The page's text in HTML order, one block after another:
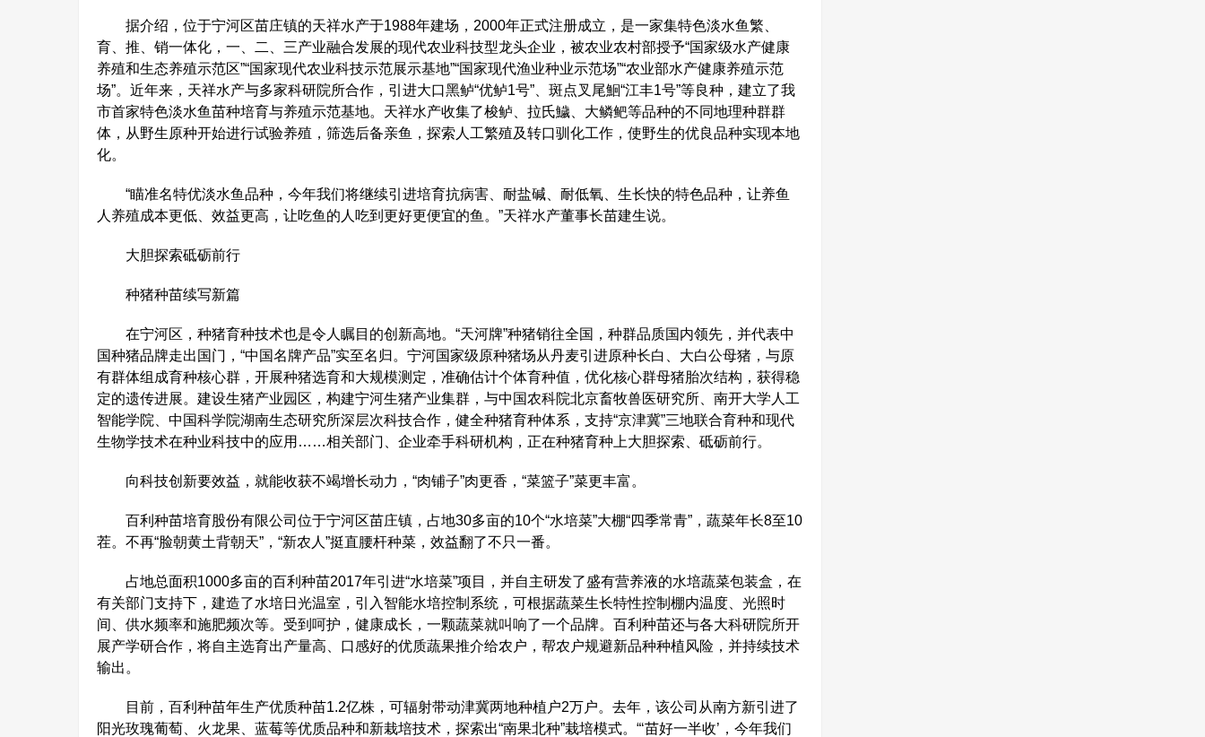
据介绍，位于宁河区苗庄镇的天祥水产于1988年建场，2000年正式注册成立，是一家集特色淡水鱼繁、
育、推、销一体化，一、二、三产业融合发展的现代农业科技型龙头企业，被农业农村部授予“国家级水产健康
养殖和生态养殖示范区”“国家现代农业科技示范展示基地”“国家现代渔业种业示范场”“农业部水产健康养殖示范
场”。近年来，天祥水产与多家科研院所合作，引进大口黑鲈“优鲈1号”、斑点叉尾鮰“江丰1号”等良种，建立了我
市首家特色淡水鱼苗种培育与养殖示范基地。天祥水产收集了梭鲈、拉氏鱥、大鳞鲃等品种的不同地理种群群
体，从野生原种开始进行试验养殖，筛选后备亲鱼，探索人工繁殖及转口驯化工作，使野生的优良品种实现本地
化。
“瞄准名特优淡水鱼品种，今年我们将继续引进培育抗病害、耐盐碱、耐低氧、生长快的特色品种，让养鱼
人养殖成本更低、效益更高，让吃鱼的人吃到更好更便宜的鱼。”天祥水产董事长苗建生说。
大胆探索砥砺前行
种猪种苗续写新篇
在宁河区，种猪育种技术也是令人瞩目的创新高地。“天河牌”种猪销往全国，种群品质国内领先，并代表中
国种猪品牌走出国门，“中国名牌产品”实至名归。宁河国家级原种猪场从丹麦引进原种长白、大白公母猪，与原
有群体组成育种核心群，开展种猪选育和大规模测定，准确估计个体育种值，优化核心群母猪胎次结构，获得稳
定的遗传进展。建设生猪产业园区，构建宁河生猪产业集群，与中国农科院北京畜牧兽医研究所、南开大学人工
智能学院、中国科学院湖南生态研究所深层次科技合作，健全种猪育种体系，支持“京津冀”三地联合育种和现代
生物学技术在种业科技中的应用……相关部门、企业牵手科研机构，正在种猪育种上大胆探索、砥砺前行。
向科技创新要效益，就能收获不竭增长动力，“肉铺子”肉更香，“菜篮子”菜更丰富。
百利种苗培育股份有限公司位于宁河区苗庄镇，占地30多亩的10个“水培菜”大棚“四季常青”，蔬菜年长8至10
茬。不再“脸朝黄土背朝天”，“新农人”挺直腰杆种菜，效益翻了不只一番。
占地总面积1000多亩的百利种苗2017年引进“水培菜”项目，并自主研发了盛有营养液的水培蔬菜包装盒，在
有关部门支持下，建造了水培日光温室，引入智能水培控制系统，可根据蔬菜生长特性控制棚内温度、光照时
间、供水频率和施肥频次等。受到呵护，健康成长，一颗蔬菜就叫响了一个品牌。百利种苗还与各大科研院所开
展产学研合作，将自主选育出产量高、口感好的优质蔬果推介给农户，帮农户规避新品种种植风险，并持续技术
输出。
目前，百利种苗年生产优质种苗1.2亿株，可辐射带动津冀两地种植户2万户。去年，该公司从南方新引进了
阳光玫瑰葡萄、火龙果、蓝莓等优质品种和新栽培技术，探索出“南果北种”栽培模式。“‘苗好一半收’，今年我们